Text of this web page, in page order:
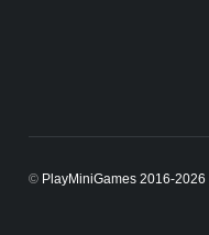
© PlayMiniGames 2016-2026